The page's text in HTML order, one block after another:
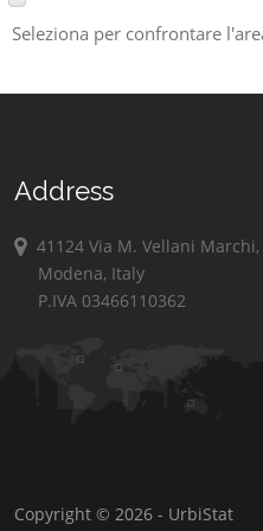
Seleziona per confrontare
Address
41124 Via M. Vellani Marchi,
Modena, Italy
P.IVA 03466110362
Copyright © 2026 - UrbiStat